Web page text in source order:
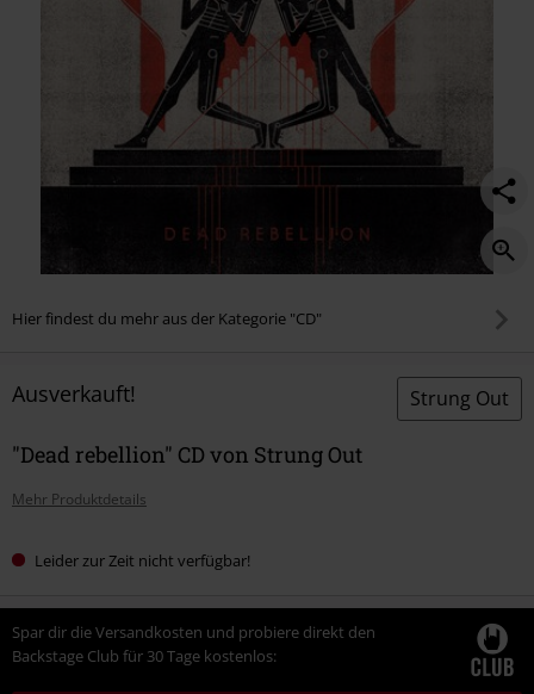
Hier findest du mehr aus der Kategorie "CD"
Ausverkauft! Strung Out
"Dead rebellion" CD von Strung Out
Mehr Produktdetails
Leider zur Zeit nicht verfügbar!
Spar dir die Versandkosten und probiere direkt den
Backstage Club für 30 Tage kostenlos: